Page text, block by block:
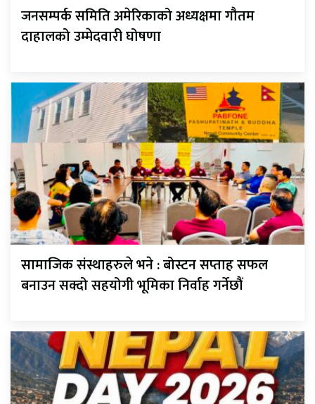
जनसम्पर्क समिति अमेरिकाको अध्यक्षमा गौतम
दाहालको उम्मेदवारी घोषणा
सामाजिक संस्थाहरुले भने : बोस्टन सप्ताह सफल
बनाउन सक्दो सहयोगी भूमिका निर्वाह गर्नेछौं